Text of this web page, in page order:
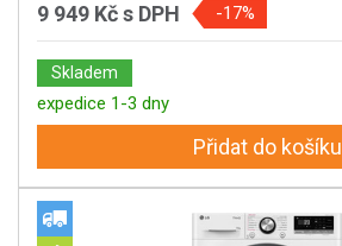
9 949 Kčs DPH -17%
Skladem
expedice 1-3 dny
Přidat do košíku